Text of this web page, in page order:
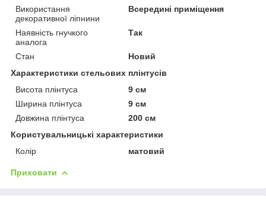
Використання
декоративної ліпнини
Всередині приміщення
Наявність гнучкого
аналога
Так
Стан
Новий
Характеристики стельових плінтусів
Висота плінтуса
9 см
Ширина плінтуса
9 см
Довжина плінтуса
200 см
Користувальницькі характеристики
Колір
матовий
Приховати